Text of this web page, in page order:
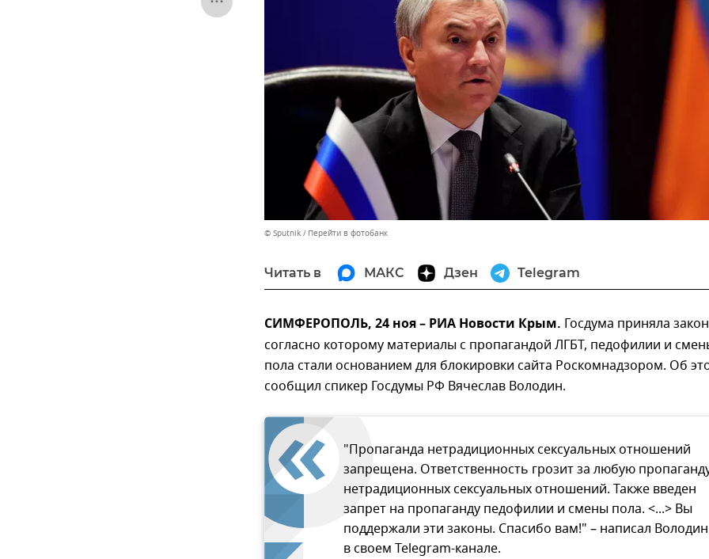
© Sputnik Перейти в фотобанк
Читать в МАКС Дзен Telegram
СИМФЕРОПОЛЬ, 24 ноя – РИА Новости Крым. Госдума приняла
согласно которому материалы с пропагандой ЛГБТ, педофилии и
пола стали основанием для блокировки сайта Роскомнадзором. Об
сообщил спикер Госдумы РФ Вячеслав Володин.
"Пропаганда нетрадиционных сексуальных отношений
запрещена. Ответственность грозит за любую
нетрадиционных сексуальных отношений. Также введен
запрет на пропаганду педофилии и смены пола. <...> Вы
поддержали эти законы. Спасибо вам!" – написал Володин
в своем Telegram-канале.